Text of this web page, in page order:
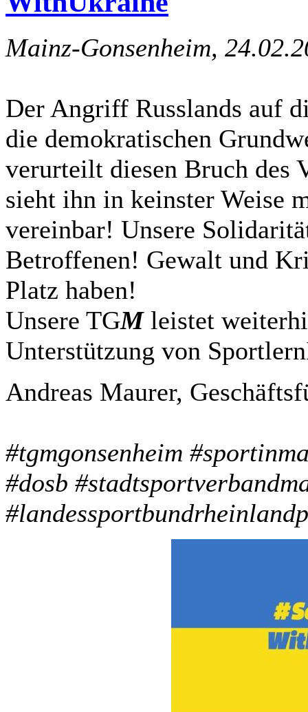
Mainz-Gonsenheim,
Der Angriff Russlands auf
die demokratischen
verurteilt diesen Bruch des
sieht ihn in keinster Weise
vereinbar! Unsere
Betroffenen! Gewalt und
Platz haben!
Unsere TGMleistet
Unterstützung von
Andreas Maurer,
#tgmgonsenheim
#dosb